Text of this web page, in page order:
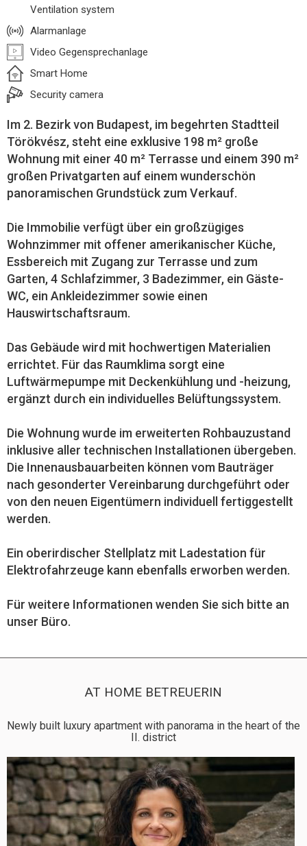
Ventilation system
Alarmanlage
Video Gegensprechanlage
Smart Home
Security camera
Im 2. Bezirk von Budapest, im begehrten Stadtteil
Törökvész, steht eine exklusive 198 m² große
Wohnung mit einer 40 m² Terrasse und einem 390 m²
großen Privatgarten auf einem wunderschön
panoramischen Grundstück zum Verkauf.
Die Immobilie verfügt über ein großzügiges
Wohnzimmer mit offener amerikanischer Küche,
Essbereich mit Zugang zur Terrasse und zum
Garten, 4 Schlafzimmer, 3 Badezimmer, ein Gäste-
WC, ein Ankleidezimmer sowie einen
Hauswirtschaftsraum.
Das Gebäude wird mit hochwertigen Materialien
errichtet. Für das Raumklima sorgt eine
Luftwärmepumpe mit Deckenkühlung und -heizung,
ergänzt durch ein individuelles Belüftungssystem.
Die Wohnung wurde im erweiterten Rohbauzustand
inklusive aller technischen Installationen übergeben.
Die Innenausbauarbeiten können vom Bauträger
nach gesonderter Vereinbarung durchgeführt oder
von den neuen Eigentümern individuell fertiggestellt
werden.
Ein oberirdischer Stellplatz mit Ladestation für
Elektrofahrzeuge kann ebenfalls erworben werden.
Für weitere Informationen wenden Sie sich bitte an
unser Büro.
AT HOME BETREUERIN
Newly built luxury apartment with panorama in the heart of the
II. district